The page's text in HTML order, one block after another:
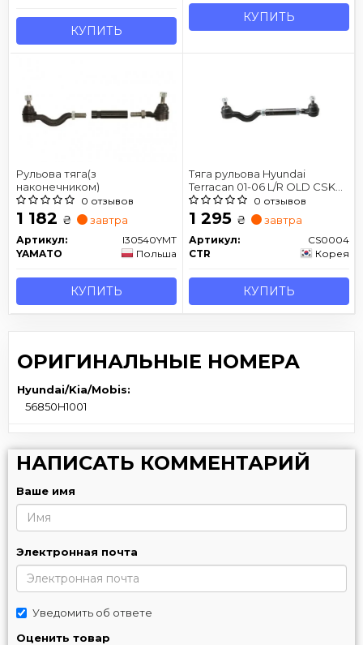
КУПИТЬ
КУПИТЬ
Рульова тяга(з
наконечником)
0 отзывов
1 182 ₴ завтра
Артикул:
I30540YMT
YAMATO
Польша
КУПИТЬ
Тяга рульова Hyundai
Terracan 01-06 L/R OLD CSKH-
4 (вир-во CTR)0 отзывов
1 295 ₴ завтра
Артикул:
CS0004
CTR
Корея
КУПИТЬ
ОРИГИНАЛЬНЫЕ НОМЕРА
Hyundai/Kia/Mobis:
56850H1001
НАПИСАТЬ КОММЕНТАРИЙ
Ваше имя
Электронная почта
Уведомить об ответе
Оценить товар